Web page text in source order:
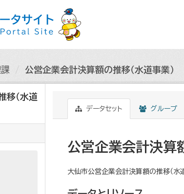
公営企業会計決算額の推移（水道事業）
移（水道
データセット グループ
公営企業会計決算
大仙市公営企業会計決算額の推移（水道